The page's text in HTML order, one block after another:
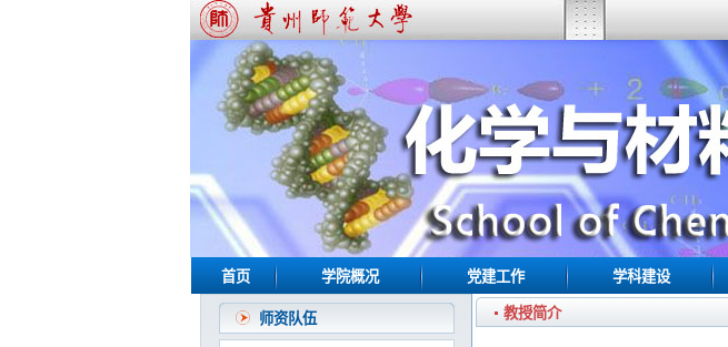
首页 学院概况 党建工作 学科建设
师资队伍 教授简介